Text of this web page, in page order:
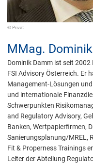
© Privat
MMag.
Dominik Damm ist seit
FSI Advisory Österreich. Er
Management-Lösungen
und internationale
Schwerpunkten
and Regulatory Advisory,
Banken, Wertpapierfirmen,
Sanierungsplanung/MREL,
Fit & Properness Trainings
Leiter der Abteilung